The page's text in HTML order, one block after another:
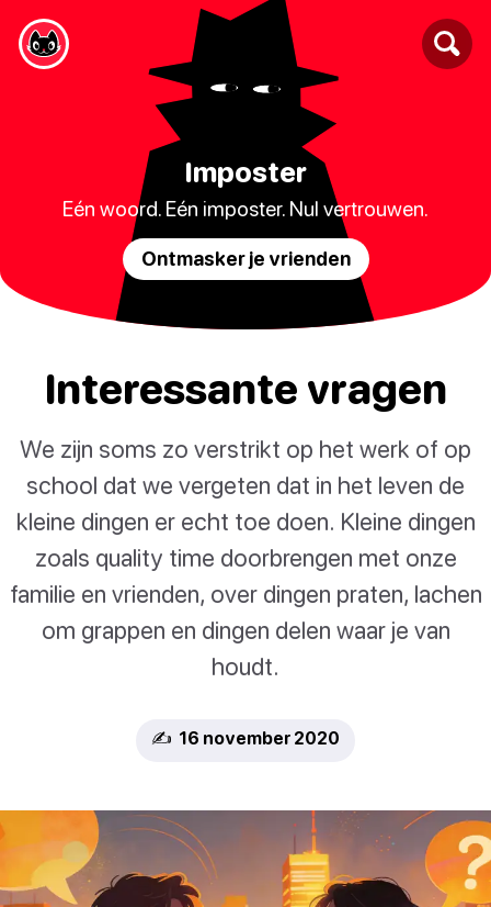
Imposter
Eén woord. Eén imposter. Nul vertrouwen.
Ontmasker je vrienden
Interessante vragen
We zijn soms zo verstrikt op het werk of op
school dat we vergeten dat in het leven de
kleine dingen er echt toe doen. Kleine dingen
zoals quality time doorbrengen met onze
familie en vrienden, over dingen praten, lachen
om grappen en dingen delen waar je van
houdt.
✍️ 16 november 2020